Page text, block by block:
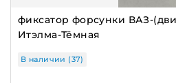
фиксатор форсунки ВАЗ-
Итэлма-Тёмная
В наличии (37)